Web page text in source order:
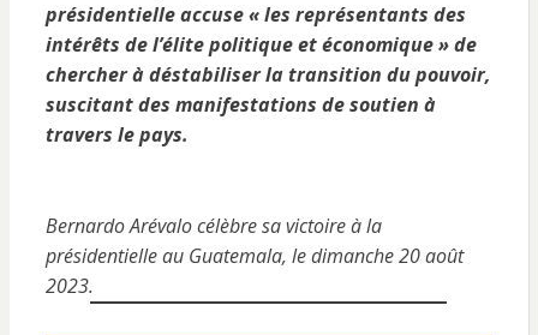
présidentielle accuse « les représentants des
intérêts de l’élite politique et économique » de
chercher à déstabiliser la transition du pouvoir,
suscitant des manifestations de soutien à
travers le pays.
Bernardo Arévalo célèbre sa victoire à la
présidentielle au Guatemala, le dimanche 20 août
2023.